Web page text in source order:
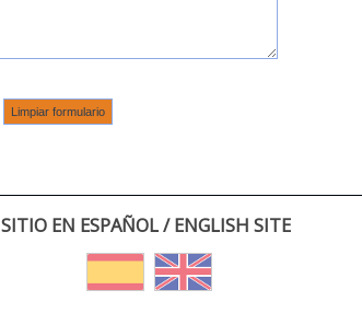
SITIO EN ESPAÑOL / ENGLISH SITE